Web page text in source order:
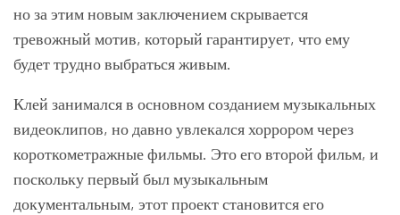
но за этим новым заключением скрывается
тревожный мотив, который гарантирует, что ему
будет трудно выбраться живым.
Клей занимался в основном созданием музыкальных
видеоклипов, но давно увлекался хоррором через
короткометражные фильмы. Это его второй фильм, и
поскольку первый был музыкальным
документальным, этот проект становится его